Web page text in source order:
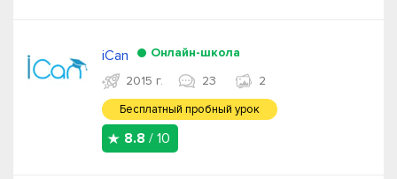
iCan
Онлайн-школа
2015 г.
23 2
Бесплатный пробный урок
8.8 / 10